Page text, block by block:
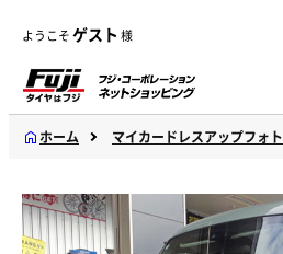
ようこそゲスト 様
ホーム マイカードレスアップフォト